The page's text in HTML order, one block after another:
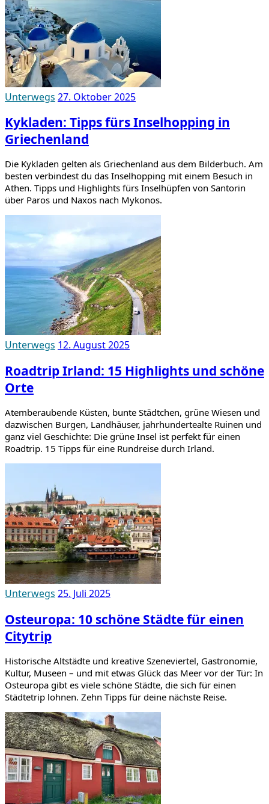
Unterwegs 27. Oktober 2025
Kykladen: Tipps fürs Inselhopping in
Griechenland
Die Kykladen gelten als Griechenland aus dem Bilderbuch. Am
besten verbindest du das Inselhopping mit einem Besuch in
Athen. Tipps und Highlights fürs Inselhüpfen von Santorin
über Paros und Naxos nach Mykonos.
Unterwegs 12. August 2025
Roadtrip Irland: 15 Highlights und schöne
Orte
Atemberaubende Küsten, bunte Städtchen, grüne Wiesen und
dazwischen Burgen, Landhäuser, jahrhundertealte Ruinen und
ganz viel Geschichte: Die grüne Insel ist perfekt für einen
Roadtrip. 15 Tipps für eine Rundreise durch Irland.
Unterwegs 25. Juli 2025
Osteuropa: 10 schöne Städte für einen
Citytrip
Historische Altstädte und kreative Szeneviertel, Gastronomie,
Kultur, Museen – und mit etwas Glück das Meer vor der Tür: In
Osteuropa gibt es viele schöne Städte, die sich für einen
Städtetrip lohnen. Zehn Tipps für deine nächste Reise.